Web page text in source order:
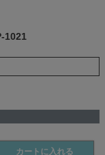
1021
カートに入れる